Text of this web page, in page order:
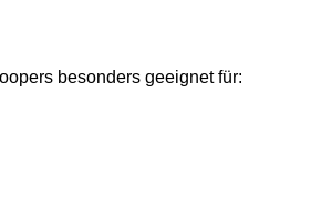
besonders geeignet für: